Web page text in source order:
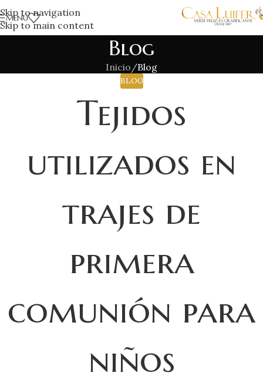
Skip to navigation
Skip to main content
MENÚ
Blog
Inicio/Blog
BLOG
Tejidos
utilizados en
trajes de
primera
comunión para
niños